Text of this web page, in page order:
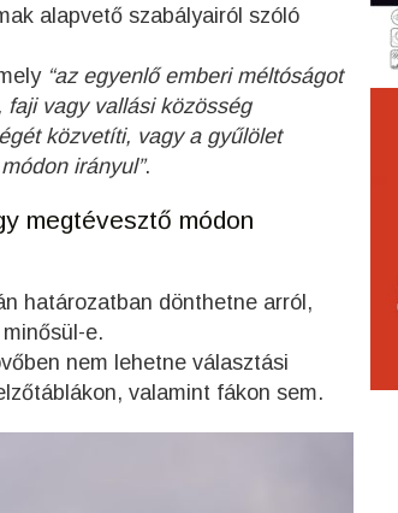
alapvető szabályairól szóló
“az egyenlő emberi méltóságot
vagy vallási közösség
közvetíti, vagy a gyűlölet
irányul”.
megtévesztő módon
határozatban dönthetne arról,
e.
nem lehetne választási
valamint fákon sem.